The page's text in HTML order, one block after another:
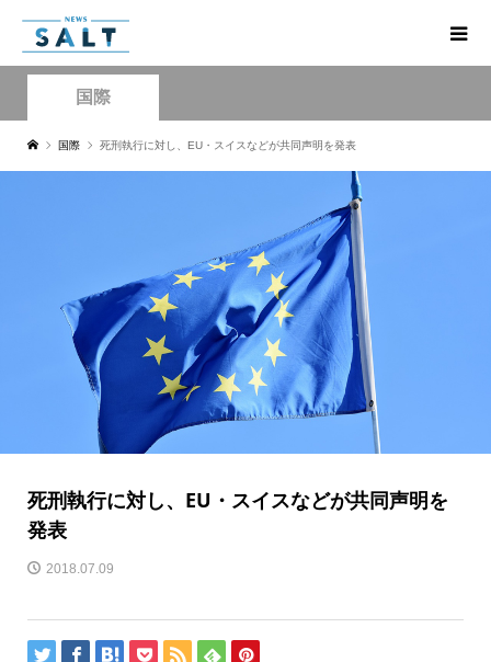
国際
国際 死刑執行に対し、EU・スイスなどが共同声明を発表
死刑執行に対し、EU・スイスなどが共同声明を
発表
2018.07.09